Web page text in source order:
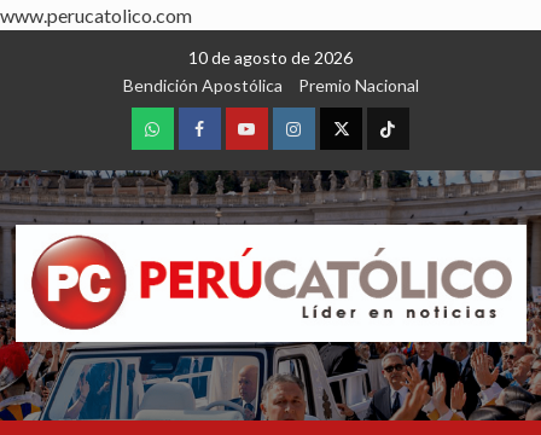
www.perucatolico.com
10 de agosto de 2026
Bendición Apostólica
Premio Nacional
WhatsAppFacebookYoutubeInstagram
X TikTok